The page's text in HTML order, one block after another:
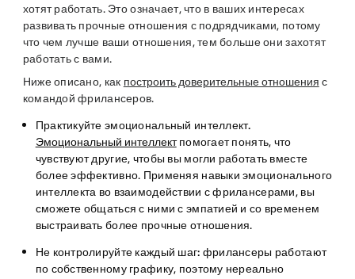
хотят работать. Это означает, что в ваших интересах
развивать прочные отношения с подрядчиками, потому
что чем лучше ваши отношения, тем больше они захотят
работать с вами.
Ниже описано, как построить доверительные отношения с
командой фрилансеров.
Практикуйте эмоциональный интеллект.
Эмоциональный интеллектпомогает понять, что
чувствуют другие, чтобы вы могли работать вместе
более эффективно. Применяя навыки эмоционального
интеллекта во взаимодействии с фрилансерами, вы
сможете общаться с ними с эмпатией и со временем
выстраивать более прочные отношения.
Не контролируйте каждый шаг: фрилансеры работают
по собственному графику, поэтому нереально